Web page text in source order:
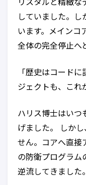
リスタルと精緻な
していました。し
います。メインコ
全体の完全停止へ
「歴史はコード
ジェクトも、これ
ハリス博士はいつ
げました。 しか
せん。コアへ直接
の防衛プログラム
逆流してきました。